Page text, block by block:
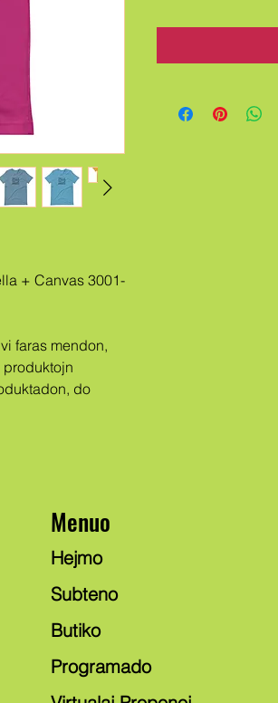
do
Menuo
Hejmo
Subteno
Butiko
Programado